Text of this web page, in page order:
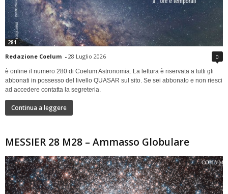
281
Redazione Coelum - 28 Luglio 2026 0
è online il numero 280 di Coelum Astronomia. La lettura è riservata a tutti gli
abbonati in possesso del livello QUASAR sul sito. Se sei abbonato e non riesci
ad accedere contatta la segreteria.
Continua a leggere
MESSIER 28 M28 – Ammasso Globulare